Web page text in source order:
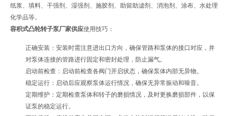
纸浆、填料、干强剂、湿强剂、施胶剂、助留助滤剂、消泡剂、涂布、水处理
化学品等。
容积式凸轮转子泵厂家供应使用技巧：
正确安装：安装时需注意进出口方向，确保管路和泵体的接口对应，并
对泵体连接的管路进行固定和密封处理，防止漏气。
启动前检查：启动前检查各阀门开启状态，确保泵体内部无异物。
稳定运行：启动后应观察泵体运行情况，确保无异常振动和噪音。
定期维护：定期检查泵体和转子的磨损情况，及时更换磨损部件，以保
证泵的稳定运行。